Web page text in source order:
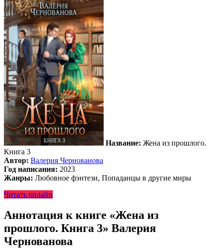
Название: Жена из прошлого.
Книга 3
Автор: Валерия Чернованова
Год написания: 2023
Жанры: Любовное фэнтези, Попаданцы в другие миры
Читать онлайн
Аннотация к книге «Жена из
прошлого. Книга 3» Валерия
Чернованова